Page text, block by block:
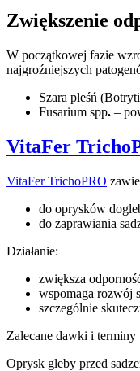
Zwiększenie
W początkowej fazie
najgroźniejszych
Szara pleśń
Fusarium spp. –
VitaFer
VitaFer TrichoPRO
do oprysków
do zaprawiania
Działanie:
zwiększa
wspomaga rozwój
szczególnie
Zalecane dawki i terminy
Oprysk gleby przed